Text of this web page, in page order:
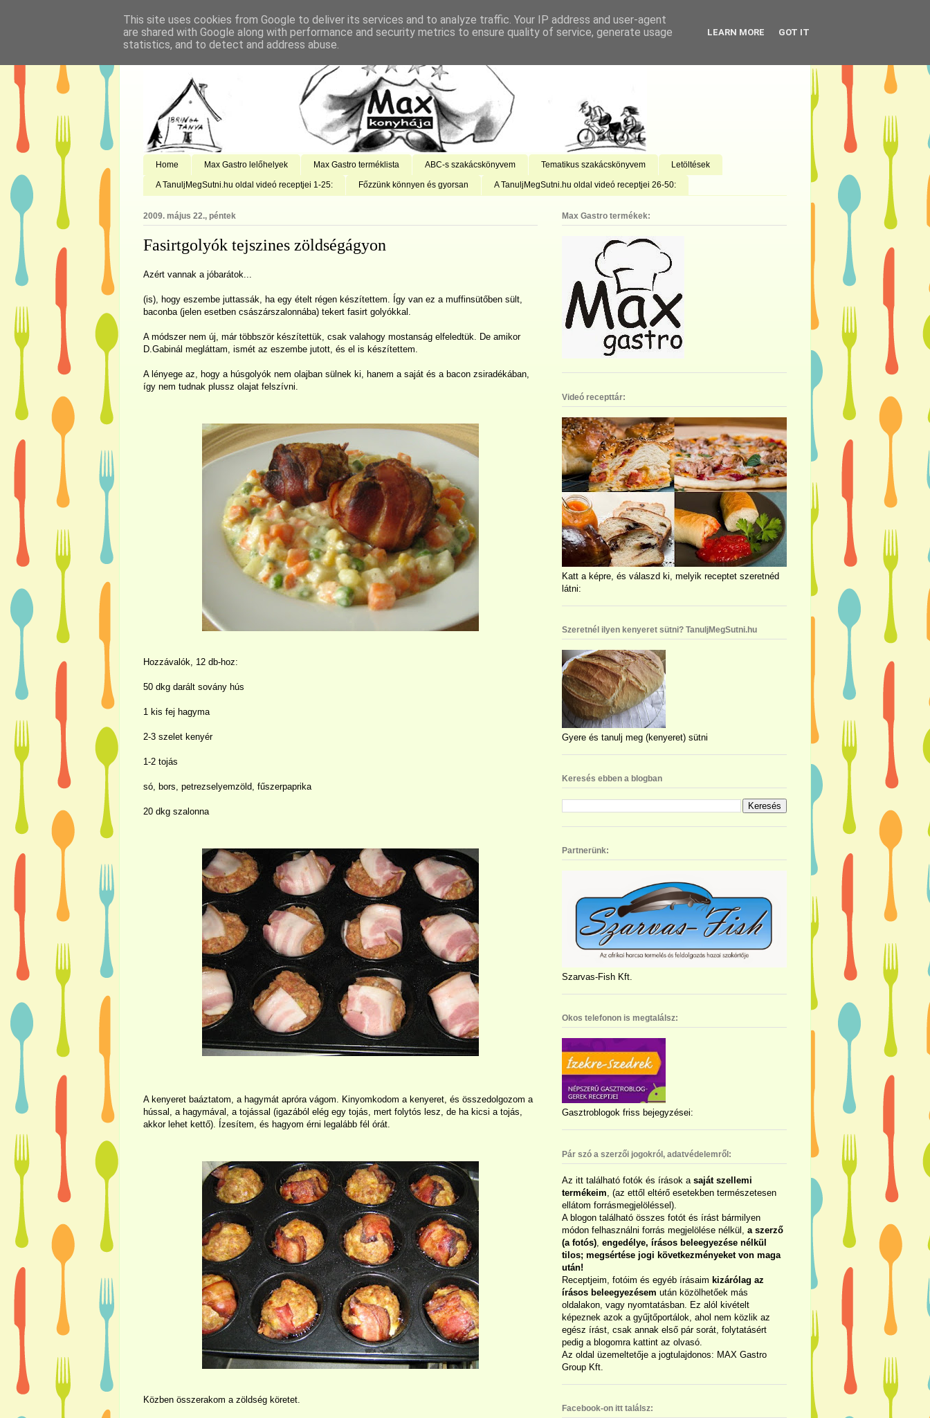
Home Max Gastro lelőhelyek Max Gastro terméklista ABC-s szakácskönyvem Tematikus szakácskönyvem Letöltések
A TanuljMegSutni.hu oldal videó receptjei 1-25: Főzzünk könnyen és gyorsan A TanuljMegSutni.hu oldal videó receptjei 26-50:
2009. május 22., péntek
Fasirtgolyók tejszines zöldségágyon
Azért vannak a jóbarátok...
(is), hogy eszembe juttassák, ha egy ételt régen készítettem. Így van ez a muffinsütőben sült,
baconba (jelen esetben császárszalonnába) tekert fasirt golyókkal.
A módszer nem új, már többször készítettük, csak valahogy mostanság elfeledtük. De amikor
D.Gabinál megláttam, ismét az eszembe jutott, és el is készítettem.
A lényege az, hogy a húsgolyók nem olajban sülnek ki, hanem a saját és a bacon zsiradékában,
így nem tudnak plussz olajat felszívni.
Hozzávalók, 12 db-hoz:
50 dkg darált sovány hús
1 kis fej hagyma
2-3 szelet kenyér
1-2 tojás
só, bors, petrezselyemzöld, fűszerpaprika
20 dkg szalonna
A kenyeret baáztatom, a hagymát apróra vágom. Kinyomkodom a kenyeret, és összedolgozom a
hússal, a hagymával, a tojással (igazából elég egy tojás, mert folytós lesz, de ha kicsi a tojás,
akkor lehet kettő). Ízesítem, és hagyom érni legalább fél órát.
Közben összerakom a zöldség köretet.
Max Gastro termékek:
Videó recepttár:
Katt a képre, és válaszd ki, melyik receptet szeretnéd
látni:
Szeretnél ilyen kenyeret sütni? TanuljMegSutni.hu
Gyere és tanulj meg (kenyeret) sütni
Keresés ebben a blogban
Partnerünk:
Szarvas-Fish Kft.
Okos telefonon is megtalálsz:
Gasztroblogok friss bejegyzései:
Pár szó a szerzői jogokról, adatvédelemről:
Az itt található fotók és írások a saját szellemi
termékeim , (az ettől eltérő esetekben természetesen
ellátom forrásmegjelöléssel).
A blogon található összes fotót és írást bármilyen
módon felhasználni forrás megjelölése nélkül, a szerző
(a fotós) engedélye, írásos beleegyezése nélkül
tilos; megsértése jogi következményeket von maga
után!
Receptjeim, fotóim és egyéb írásaim kizárólag az
írásos beleegyezésem után közölhetőek más
oldalakon, vagy nyomtatásban. Ez alól kivételt
képeznek azok a gyűjtőportálok, ahol nem közlik az
egész írást, csak annak első pár sorát, folytatásért
pedig a blogomra kattint az olvasó.
Az oldal üzemeltetője a jogtulajdonos: MAX Gastro
Group Kft.
Facebook-on itt találsz:
This site uses cookies from Google to deliver its services and to analyze traffic. Your IP address and user-agent
are shared with Google along with performance and security metrics to ensure quality of service, generate usage
statistics, and to detect and address abuse.
LEARN MORE GOT IT